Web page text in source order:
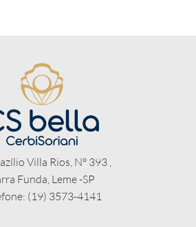
Villa Rios, N° 393 ,
Funda, Leme -SP
(19) 3573-4141